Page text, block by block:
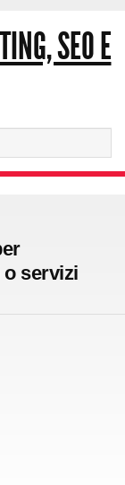
SEO E
servizi